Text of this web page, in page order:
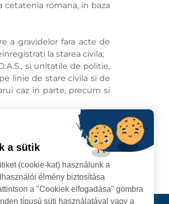
romana, in baza
a gravidelor fara acte de
la starea civila;
si unitatile de politie,
linie de stare civila si de
caz in parte, precum si
a sütik
(cookie-kat) használunk a
élmény biztosítása
a "Cookiek elfogadása" gombra
típusú süti használatával vagy a